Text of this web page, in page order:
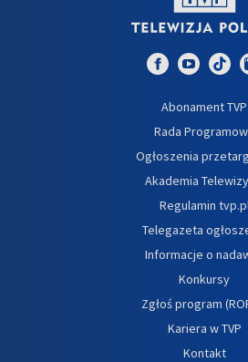
Abonament TVP
Rada
Ogłoszenia
Akademia
Regulamin
Telegazeta
Informacje o
Konkursy
Zgłoś program
Kariera w TVP
Kontakt